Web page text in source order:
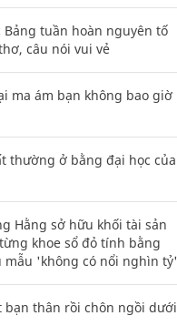
Bảng tuần hoàn nguyên tố
câu nói vui vẻ
ma ám bạn không bao giờ
thường ở bằng đại học của
Hằng sở hữu khối tài sản
khoe sổ đỏ tính bằng
mẫu 'không có nổi nghìn tỷ'
bạn thân rồi chôn ngồi dưới